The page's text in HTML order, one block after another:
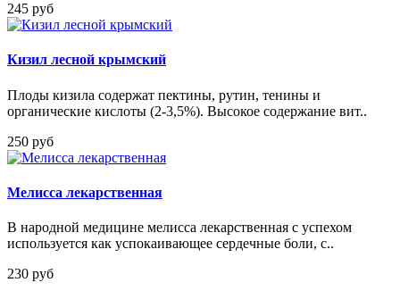
245 руб
Кизил лесной крымский
Плоды кизила содержат пектины, рутин, тенины и
органические кислоты (2-3,5%). Высокое содержание вит..
250 руб
Мелисса лекарственная
В народной медицине мелисса лекарственная с успехом
используется как успокаивающее сердечные боли, с..
230 руб